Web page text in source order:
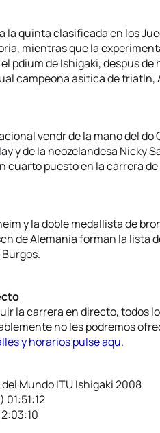
la quinta clasificada en los
mientras que la
pdium de Ishigaki, despus
campeona asitica de triatln,
vendr de la mano del
y de la neozelandesa Nicky
cuarto puesto en la carrera
y la doble medallista de
de Alemania forman la lista
la carrera en directo, todos
no les podremos
y horarios pulse aqu.
Mundo ITU Ishigaki 2008